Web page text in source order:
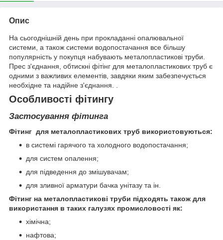
Опис
На сьогоднішній день при прокладанні опалювальної
системи, а також системи водопостачання все більшу
популярність у покупця набувають металопластикові труби.
Прес з'єднання, обтискні фітінг для металопластикових труб є
одними з важливих елементів, завдяки яким забезпечується
необхідне та надійне з'єднання. .
Особливості фітингу
Застосування фітинга
Фітинг для металопластикових труб використовуються:
в системі гарячого та холодного водопостачання;
для систем опалення;
для підведення до змішувачам;
для зливної арматури бачка унітазу та ін.
Фітинг на металопластикові труби підходять також для
використання в таких галузях промисловості як:
хімічна;
нафтова;